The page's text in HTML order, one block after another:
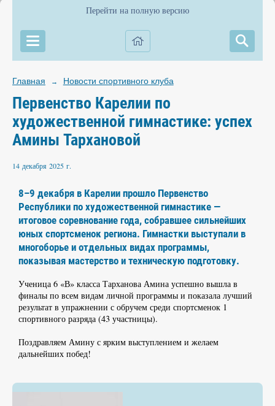
Перейти на полную версию
Главная → Новости спортивного клуба
Первенство Карелии по
художественной гимнастике: успех
Амины Тархановой
14 декабря 2025 г.
8–9 декабря в Карелии прошло Первенство
Республики по художественной гимнастике —
итоговое соревнование года, собравшее сильнейших
юных спортсменок региона. Гимнастки выступали в
многоборье и отдельных видах программы,
показывая мастерство и техническую подготовку.
Ученица 6 «В» класса Тарханова Амина успешно вышла в
финалы по всем видам личной программы и показала лучший
результат в упражнении с обручем среди спортсменок 1
спортивного разряда (43 участницы).
Поздравляем Амину с ярким выступлением и желаем
дальнейших побед!